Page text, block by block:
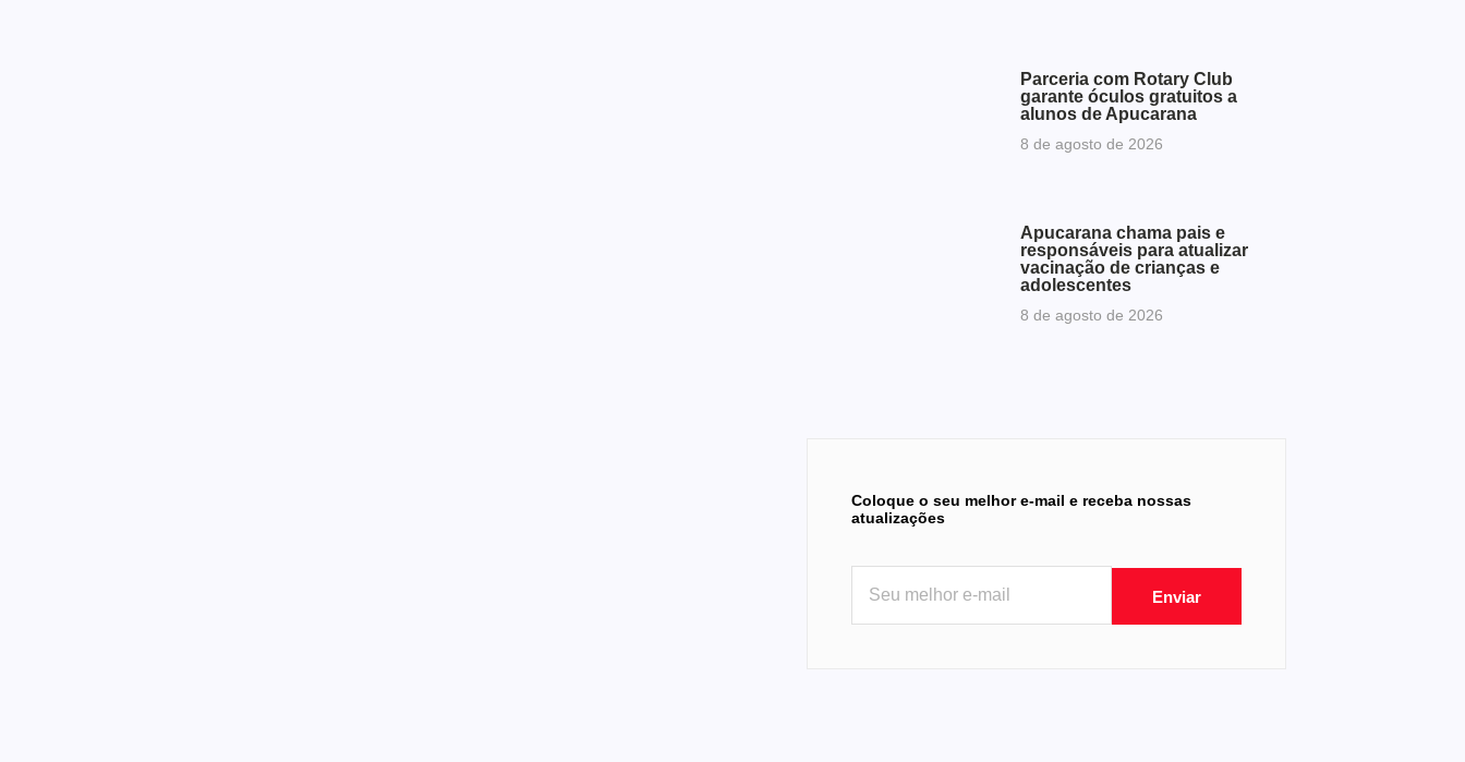
Parceria com Rotary Club
garante óculos gratuitos a
alunos de Apucarana
8 de agosto de 2026
Apucarana chama pais e
responsáveis para atualizar
vacinação de crianças e
adolescentes
8 de agosto de 2026
Coloque o seu melhor e-mail e receba nossas
atualizações
Enviar